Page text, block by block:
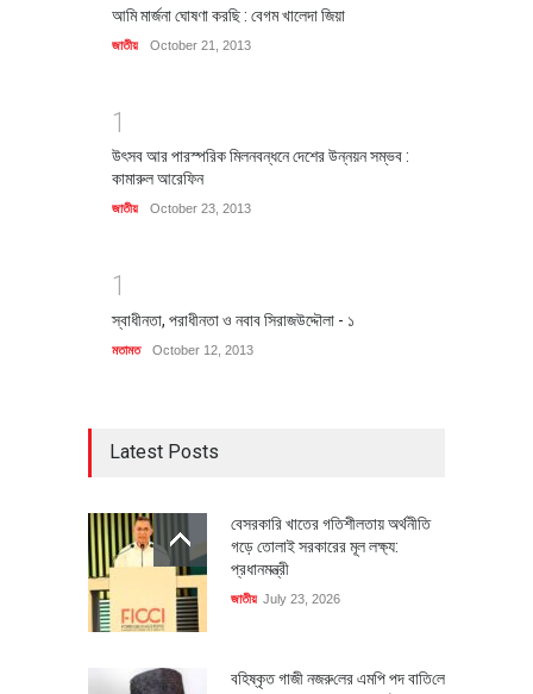
আমি মার্জনা ঘোষণা করছি : বেগম খালেদা জিয়া
জাতীয় October 21, 2013
1
উৎসব আর পারস্পরিক মিলনবন্ধনে দেশের উন্নয়ন সম্ভব :
কামারুল আরেফিন
জাতীয় October 23, 2013
1
স্বাধীনতা, পরাধীনতা ও নবাব সিরাজউদ্দৌলা - ১
মতামত October 12, 2013
Latest Posts
বেসরকারি খাতের গতিশীলতায় অর্থনীতি
গড়ে তোলাই সরকারের মূল লক্ষ্য:
প্রধানমন্ত্রী
জাতীয় July 23, 2026
বহিষ্কৃত গাজী নজরু‌লের এম‌পি পদ বা‌তি‌লে